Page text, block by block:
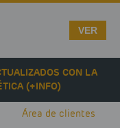
CON LA
(+INFO)
Área de clientes
VER